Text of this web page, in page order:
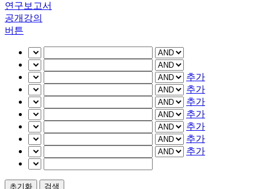
연구보고서
공개강의
버튼
추가
추가
추가
추가
추가
추가
추가